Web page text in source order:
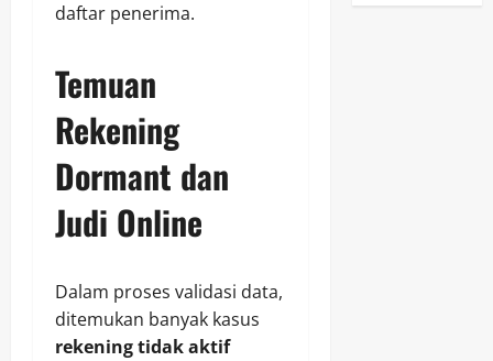
daftar penerima.
Temuan
Rekening
Dormant dan
Judi Online
Dalam proses validasi data,
ditemukan banyak kasus
rekening tidak aktif